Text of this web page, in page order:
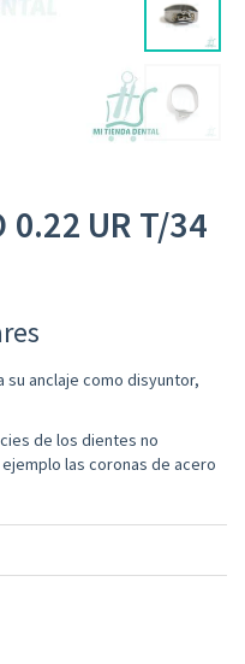
0.22 UR T/34
su anclaje como disyuntor,
de los dientes no
las coronas de acero